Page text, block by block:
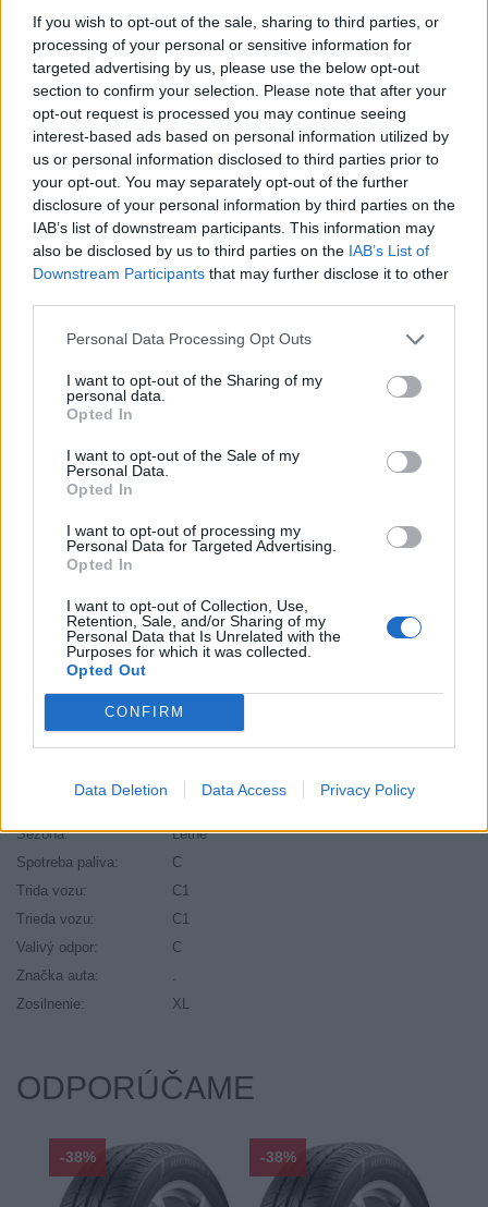
If you wish to opt-out of the sale, sharing to third parties, or
processing of your personal or sensitive information for
targeted advertising by us, please use the below opt-out
section to confirm your selection. Please note that after your
opt-out request is processed you may continue seeing
interest-based ads based on personal information utilized by
us or personal information disclosed to third parties prior to
your opt-out. You may separately opt-out of the further
disclosure of your personal information by third parties on the
IAB’s list of downstream participants. This information may
also be disclosed by us to third parties on the IAB’s List of
Downstream Participants that may further disclose it to other
Personal Data Processing Opt Outs
I want to opt-out of the Sharing of my
personal data.
Opted In
I want to opt-out of the Sale of my
Personal Data.
Opted In
I want to opt-out of processing my
Personal Data for Targeted Advertising.
Opted In
I want to opt-out of Collection, Use,
Retention, Sale, and/or Sharing of my
Personal Data that Is Unrelated with the
Purposes for which it was collected.
Opted Out
CONFIRM
Data Deletion Data Access Privacy Policy
169,00 €
- +
Pirelli
Kód:
8019227198805
60 cm
Brzdiaca vzdialenosť:
TL
EU smernica:
Hlučnosť:
Hlučnosť typ:
2
99 (775kg)
Konštrukcia:
Radiální
Palce:
16
Počet v balení:
2
Priľnavosť na mokru:
B
Sezóna:
Letné
Spotreba paliva:
C
Trida vozu:
C1
Trieda vozu:
C1
Valivý odpor:
C
Značka auta:
Zosilnenie:
XL
ODPORÚČAME
-38% -38%